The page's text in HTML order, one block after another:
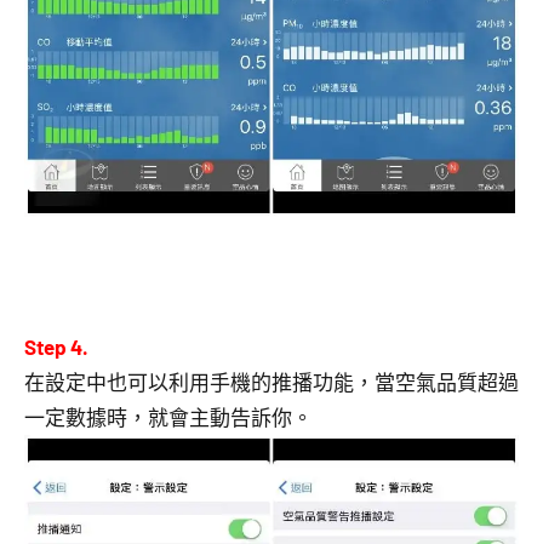
Step 4.
在設定中也可以利用手機的推播功能，當空氣品質超過
一定數據時，就會主動告訴你。